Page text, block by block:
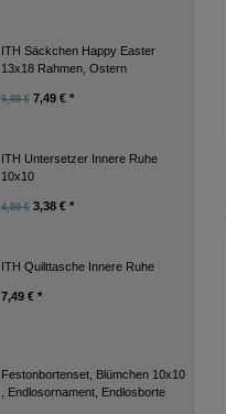
ITH Säckchen Happy Easter
13x18 Rahmen, Ostern
9,99 € 7,49 € *
ITH Untersetzer Innere Ruhe
10x10
4,50 € 3,38 € *
ITH Quilttasche Innere Ruhe
7,49 € *
Festonbortenset, Blümchen 10x10
, Endlosornament, Endlosborte